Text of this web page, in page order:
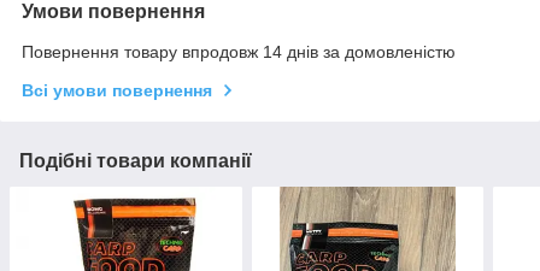
Умови повернення
Повернення товару впродовж 14 днів за домовленістю
Всі умови повернення
Подібні товари компанії